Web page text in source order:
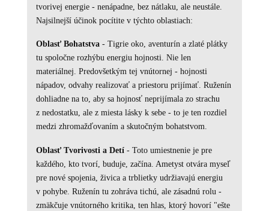
tvorivej energie - nenápadne, bez nátlaku, ale neustále.
Najsilnejší účinok pocítite v týchto oblastiach:
Oblasť Bohatstva - Tigrie oko, aventurín a zlaté plátky
tu spoločne rozhýbu energiu hojnosti. Nie len
materiálnej. Predovšetkým tej vnútornej - hojnosti
nápadov, odvahy realizovať a priestoru prijímať. Ruženín
dohliadne na to, aby sa hojnosť neprijímala zo strachu
z nedostatku, ale z miesta lásky k sebe - to je ten rozdiel
medzi zhromažďovaním a skutočným bohatstvom.
Oblasť Tvorivosti a Detí - Toto umiestnenie je pre
každého, kto tvorí, buduje, začína. Ametyst otvára myseľ
pre nové spojenia, živica a trblietky udržiavajú energiu
v pohybe. Ruženín tu zohráva tichú, ale zásadnú rolu -
zmäkčuje vnútorného kritika, ten hlas, ktorý hovorí "ešte